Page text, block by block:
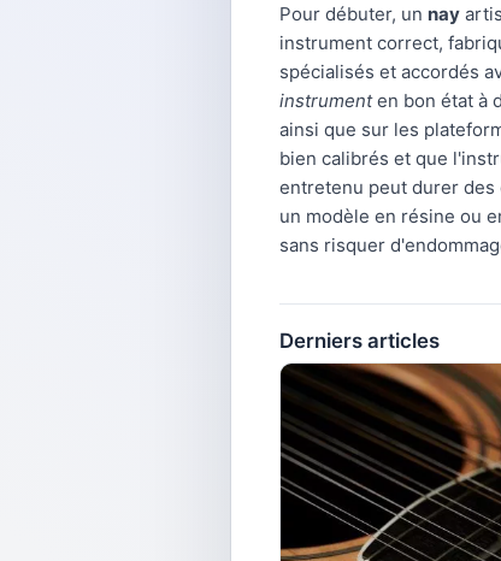
Pour débuter, un nay
instrument correct,
spécialisés et accordés
instrumenten bon état à
ainsi que sur les
bien calibrés et que
entretenu peut durer des
un modèle en résine ou
sans risquer
Derniers articles